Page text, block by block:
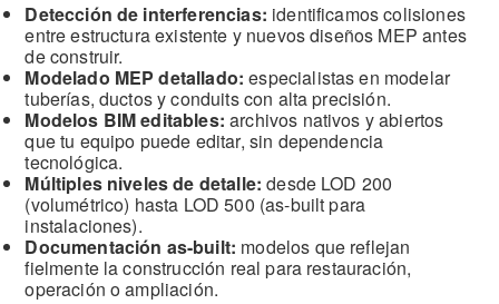
Detección de interferencias: identificamos colisiones
entre estructura existente y nuevos diseños MEP antes
de construir.
Modelado MEP detallado: especialistas en modelar
tuberías, ductos y conduits con alta precisión.
Modelos BIM editables: archivos nativos y abiertos
que tu equipo puede editar, sin dependencia
tecnológica.
Múltiples niveles de detalle: desde LOD 200
(volumétrico) hasta LOD 500 (as-built para
instalaciones).
Documentación as-built: modelos que reflejan
fielmente la construcción real para restauración,
operación o ampliación.